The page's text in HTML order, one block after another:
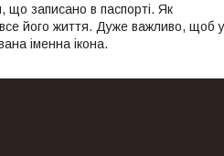
записано в паспорті. Як
його життя. Дуже важливо, щоб у
іменна ікона.